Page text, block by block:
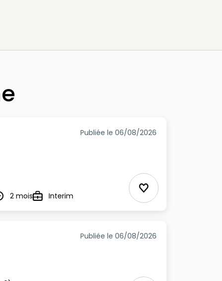
Publiée le 06/08/2026
2 moisTypeInterim Ajouter aux
Publiée le 06/08/2026